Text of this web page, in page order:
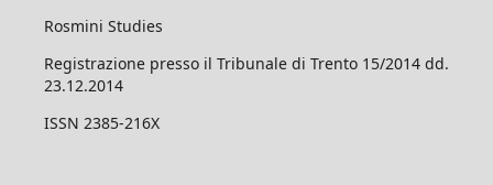
Rosmini Studies
Registrazione presso il Tribunale di Trento 15/2014 dd.
23.12.2014
ISSN 2385-216X